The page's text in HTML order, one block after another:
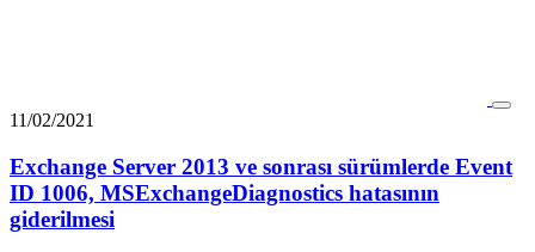
11/02/2021
Exchange Server 2013 ve sonrası sürümlerde Event
ID 1006, MSExchangeDiagnostics hatasının
giderilmesi